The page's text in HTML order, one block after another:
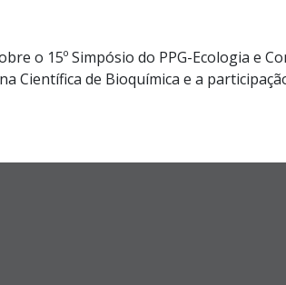
o 15º Simpósio do PPG-Ecologia e
Científica de Bioquímica e a